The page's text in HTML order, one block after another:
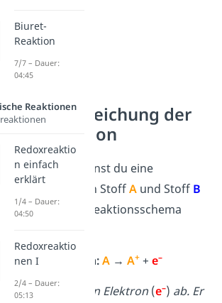
der
Redoxreaktion
In der Chemie kannst du eine
von StoffA und Stoff B
nach folgendem Reaktionsschema
Oxidation:A →A+ +e–
StoffAgibt hier ein Elektron (e–) ab. Er
Biuret-
Reaktion
7/7 – Dauer:
04:45
Reaktionen
Redoxreaktio
n einfach
erklärt
1/4 – Dauer:
04:50
Redoxreaktio
nen I
2/4 – Dauer:
05:13